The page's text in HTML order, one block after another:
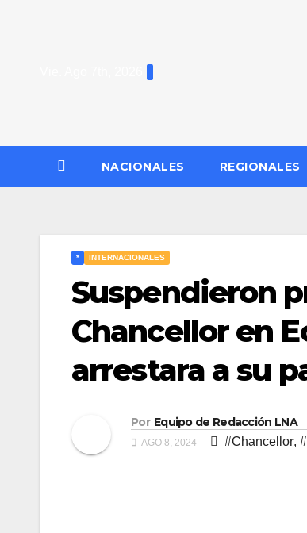
NACIONALES REGIONALES
* INTERNACIONALES
Suspendieron
Chancellor en
arrestara a su
Por Equipo de Redacción LNA
AGO 8, 2024 #Chancellor,